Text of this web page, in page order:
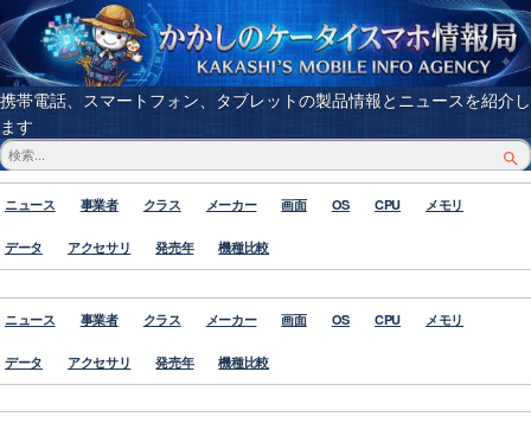
携帯電話、スマートフォン、タブレットの製品情報とニュースを紹介し
ます
ニュース 事業者 クラス メーカー 画面 OS CPU メモリ
データ アクセサリ 発売年 機種比較
ニュース 事業者 クラス メーカー 画面 OS CPU メモリ
データ アクセサリ 発売年 機種比較